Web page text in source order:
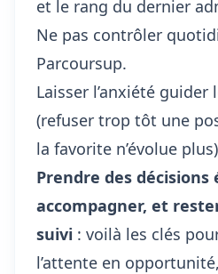
et le rang du dernier
Ne pas contrôler
Parcoursup.
Laisser l’anxiété guider
(refuser trop tôt une
la favorite n’évolue
Prendre des décisions
accompagner, et
suivi : voilà les clés
l’attente en